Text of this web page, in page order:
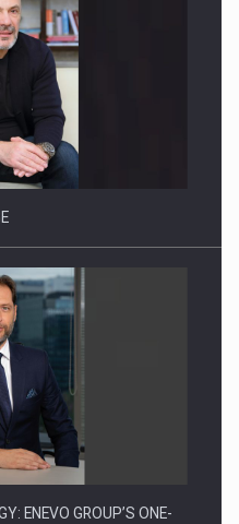
Protein Demand
ENEVO GROUP’S ONE-